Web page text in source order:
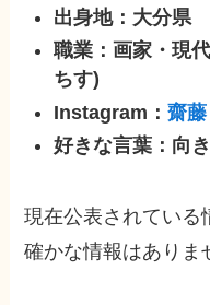
出身地：大分県
職業：画家・現
ちす)
Instagram：齋
好きな言葉：向
現在公表されている
確かな情報はありま